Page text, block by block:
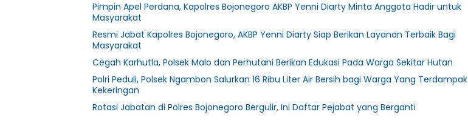
Pimpin Apel Perdana, Kapolres Bojonegoro AKBP Yenni Diarty Minta Anggota Hadir untuk
Masyarakat
Resmi Jabat Kapolres Bojonegoro, AKBP Yenni Diarty Siap Berikan Layanan Terbaik Bagi
Masyarakat
Cegah Karhutla, Polsek Malo dan Perhutani Berikan Edukasi Pada Warga Sekitar Hutan
Polri Peduli, Polsek Ngambon Salurkan 16 Ribu Liter Air Bersih bagi Warga Yang Terdampak
Kekeringan
Rotasi Jabatan di Polres Bojonegoro Bergulir, Ini Daftar Pejabat yang Berganti